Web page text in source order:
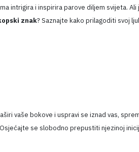
intrigira i inspirira parove diljem svijeta.
znak? Saznajte kako prilagoditi svoj
vaše bokove i uspravi se iznad vas,
se slobodno prepustiti njezinoj